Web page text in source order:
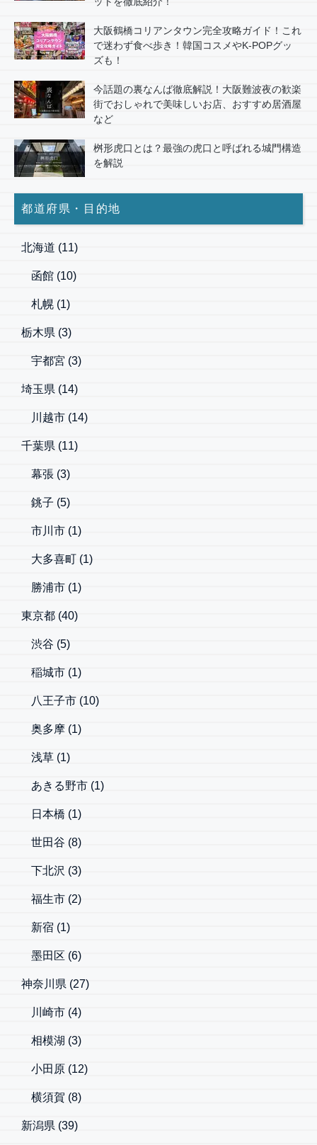
大阪鶴橋コリアンタウン完全攻略ガイド！これ
で迷わず食べ歩き！韓国コスメやK-POPグッ
ズも！
今話題の裏なんば徹底解説！大阪難波夜の歓楽
街でおしゃれで美味しいお店、おすすめ居酒屋
など
桝形虎口とは？最強の虎口と呼ばれる城門構造
を解説
都道府県・目的地
北海道 (11)
函館 (10)
札幌 (1)
栃木県 (3)
宇都宮 (3)
埼玉県 (14)
川越市 (14)
千葉県 (11)
幕張 (3)
銚子 (5)
市川市 (1)
大多喜町 (1)
勝浦市 (1)
東京都 (40)
渋谷 (5)
稲城市 (1)
八王子市 (10)
奥多摩 (1)
浅草 (1)
あきる野市 (1)
日本橋 (1)
世田谷 (8)
下北沢 (3)
福生市 (2)
新宿 (1)
墨田区 (6)
神奈川県 (27)
川崎市 (4)
相模湖 (3)
小田原 (12)
横須賀 (8)
新潟県 (39)